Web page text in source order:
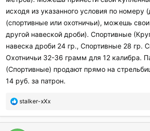
исходя из указанного условия по номеру
(спортивные или охотничьи), можешь
другой навеской дроби). Спортивные
навеска дроби 24 гр., Спортивные 28 гр.
Охотничьи 32-36 грамм для 12 калибра.
(Спортивные) продают прямо на
14 руб. за патрон.
П
б
л
stalker-xXx